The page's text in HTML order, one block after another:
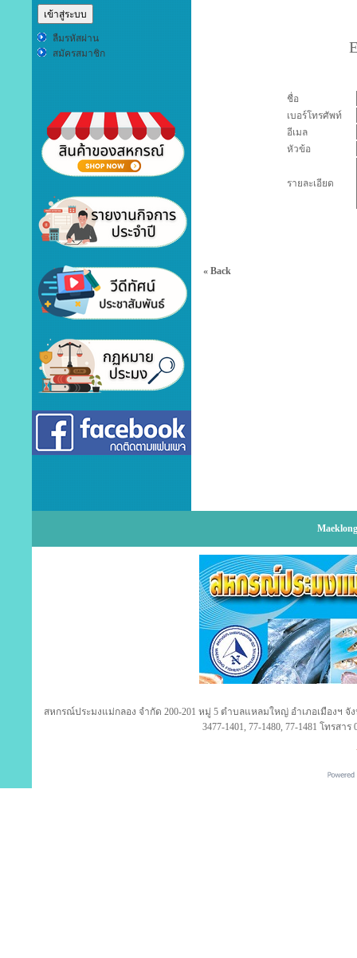
ลืมรหัสผ่าน
สมัครสมาชิก
ชื่อ
เบอร์โทรศัพท์
อีเมล
หัวข้อ
รายละเอียด
« Back
สหกรณ์ประมงแม่กลอง จำกัด 200-201 หมู่ 5 ตำบลแหลมใหญ่ อำเภอเมืองฯ จั
3477-1401, 77-1480, 77-1481 โทรสาร